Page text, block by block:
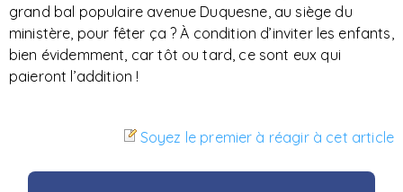
grand bal populaire avenue Duquesne, au siège du
ministère, pour fêter ça ? À condition d’inviter les enfants,
bien évidemment, car tôt ou tard, ce sont eux qui
paieront l’addition !
Soyez le premier à réagir à cet article